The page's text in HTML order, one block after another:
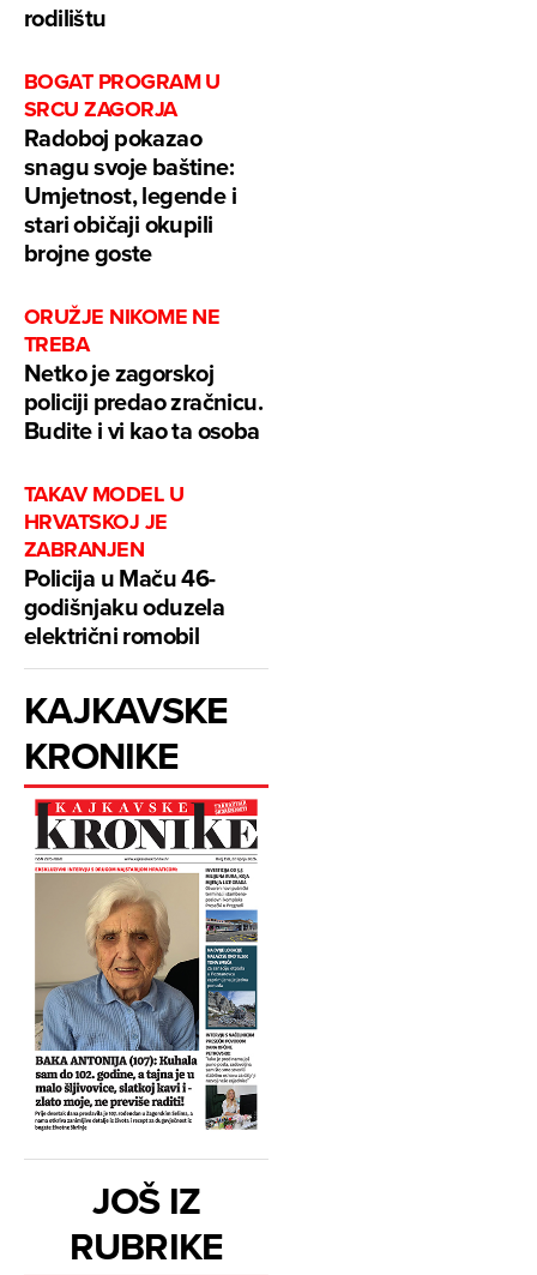
rodilištu
BOGAT PROGRAM U
SRCU ZAGORJA
Radoboj pokazao
snagu svoje baštine:
Umjetnost, legende i
stari običaji okupili
brojne goste
ORUŽJE NIKOME NE
TREBA
Netko je zagorskoj
policiji predao zračnicu.
Budite i vi kao ta osoba
TAKAV MODEL U
HRVATSKOJ JE
ZABRANJEN
Policija u Maču 46-
godišnjaku oduzela
električni romobil
KAJKAVSKE
KRONIKE
JOŠ IZ
RUBRIKE